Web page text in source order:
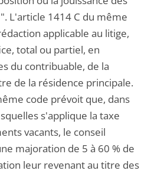
L'article 1414 C du même
applicable au litige,
total ou partiel, en
du contribuable, de la
de la résidence principale.
code prévoit que, dans
s'applique la taxe
vacants, le conseil
majoration de 5 à 60 % de
leur revenant au titre des